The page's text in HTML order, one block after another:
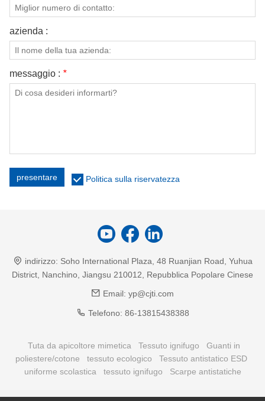
azienda :
messaggio : *
presentare Politica sulla riservatezza
indirizzo: Soho International Plaza, 48 Ruanjian Road, Yuhua
District, Nanchino, Jiangsu 210012, Repubblica Popolare Cinese
Email: yp@cjti.com
Telefono: 86-13815438388
Tuta da apicoltore mimetica Tessuto ignifugo
Guanti in
poliestere/cotone
tessuto ecologico
Tessuto antistatico ESD
uniforme scolastica
tessuto ignifugo Scarpe antistatiche